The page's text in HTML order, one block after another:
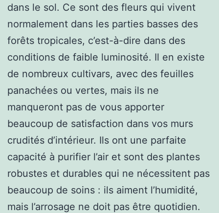
dans le sol. Ce sont des fleurs qui vivent
normalement dans les parties basses des
forêts tropicales, c’est-à-dire dans des
conditions de faible luminosité. Il en existe
de nombreux cultivars, avec des feuilles
panachées ou vertes, mais ils ne
manqueront pas de vous apporter
beaucoup de satisfaction dans vos murs
crudités d’intérieur. Ils ont une parfaite
capacité à purifier l’air et sont des plantes
robustes et durables qui ne nécessitent pas
beaucoup de soins : ils aiment l’humidité,
mais l’arrosage ne doit pas être quotidien.